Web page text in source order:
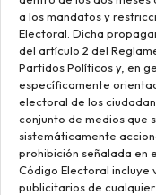
a los mandatos y
Electoral. Dicha
del artículo 2 del
Partidos Políticos y, en
específicamente
electoral de los
conjunto de medios que
sistemáticamente
prohibición señalada en
Código Electoral incluye
publicitarios de